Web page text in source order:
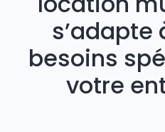
s’adapte
besoins
votre